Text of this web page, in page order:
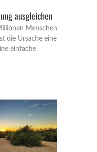
ausgleichen
Menschen
die Ursache eine
einfache